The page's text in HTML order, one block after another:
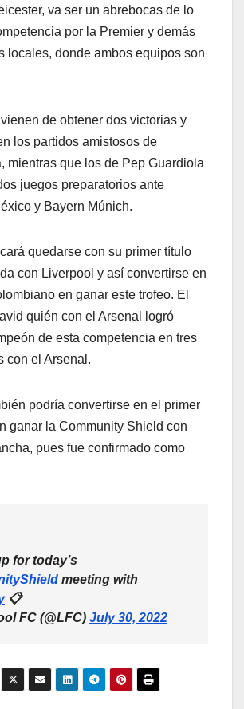
va ser un abrebocas de lo
por la Premier y demás
locales, donde ambos equipos son
de obtener dos victorias y
los partidos amistosos de
mientras que los de Pep Guardiola
juegos preparatorios ante
y Bayern Múnich.
quedarse con su primer título
con Liverpool y así convertirse en
en ganar este trofeo. El
quién con el Arsenal logró
de esta competencia en tres
con el Arsenal.
podría convertirse en el primer
ganar la Community Shield con
pues fue confirmado como
for today’s
meeting with
📋
FC (@LFC) July 30, 2022